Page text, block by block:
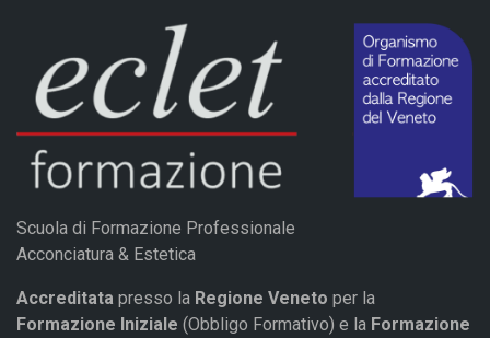
Scuola di Formazione Professionale
Acconciatura & Estetica
Accreditata presso la Regione Veneto per la
Formazione Iniziale (Obbligo Formativo) e la Formazione